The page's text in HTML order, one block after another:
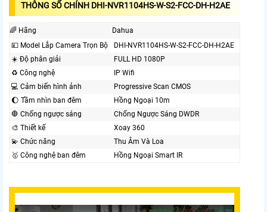
THÔNG SỐ CHÍNH DHI-NVR1104HS-W-S2-FCC-DH-H2AE
🌈 Hãng
Dahua
💴 Model Lắp Camera Trọn Bộ
DHI-NVR1104HS-W-S2-FCC-DH-H2AE
☀️ Độ phân giải
FULL HD 1080P
♻ Công nghệ
IP Wifi
💻 Cảm biến hình ảnh
Progressive Scan CMOS
🌔 Tầm nhìn ban đêm
Hồng Ngoại 10m
🛑 Chống ngược sáng
Chống Ngược Sáng DWDR
🎨 Thiết kế
Xoay 360
💫 Chức năng
Thu Âm Và Loa
🥇️ Công nghệ ban đêm
Hồng Ngoại Smart IR